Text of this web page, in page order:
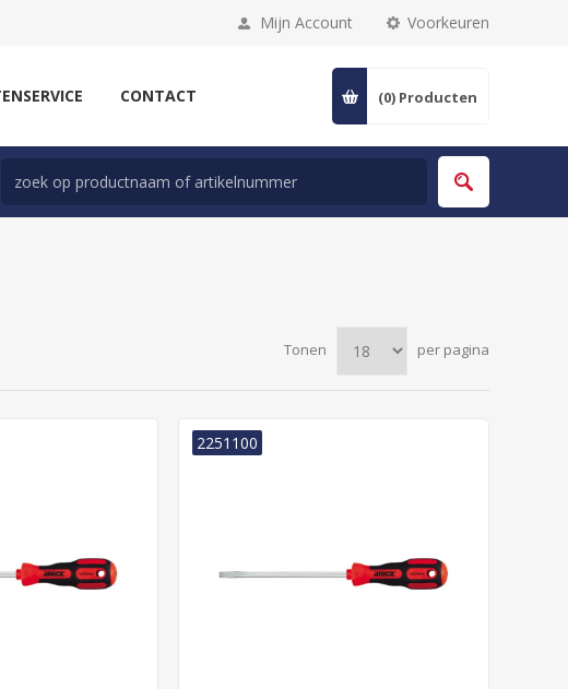
Voorkeuren
Mijn Account
CONTACT (0) Producten
Tonen per pagina
2251100